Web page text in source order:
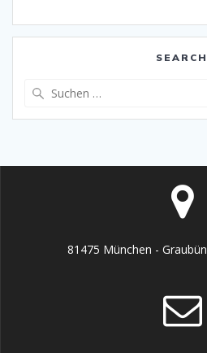
SEARCH
81475 München -